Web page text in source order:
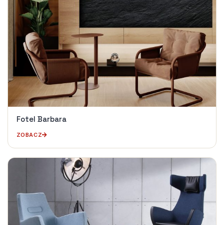
Fotel Barbara
ZOBACZ